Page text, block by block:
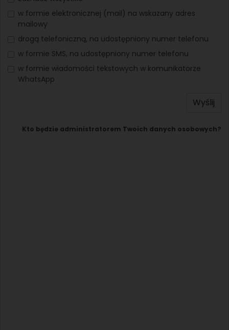
w formie elektronicznej (mail) na wskazany adres
mailowy
drogą telefoniczną, na udostępniony numer telefonu
w formie SMS, na udostępniony numer telefonu
w formie wiadomości tekstowych w komunikatorze
WhatsApp
Wyślij
Kto będzie administratorem Twoich danych osobowych?